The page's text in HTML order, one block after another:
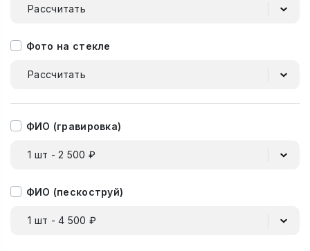
Рассчитать
Фото на стекле
Рассчитать
ФИО (гравировка)
1 шт - 2 500 ₽
ФИО (пескоструй)
1 шт - 4 500 ₽